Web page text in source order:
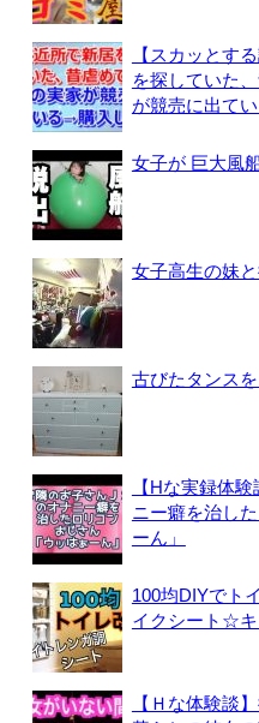
【スカッとす
を探していた
が競売に出て
女子が 巨大風
女子高生の妹
古びたタンス
【Hな実録体
ニー癖を治し
ーん」
100均DIYでト
イクシート☆
【Ｈな体験談